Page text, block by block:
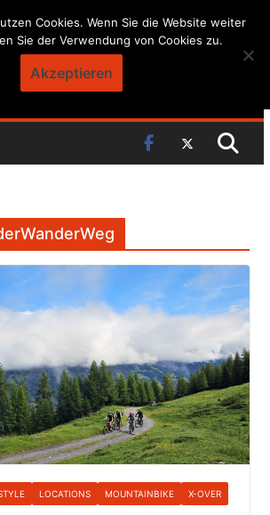
LOCATIONS MOUNTAINBIKE X-OVER
Cookies. Wenn Sie die Website weiter
Sie der Verwendung von Cookies zu.
Akzeptieren